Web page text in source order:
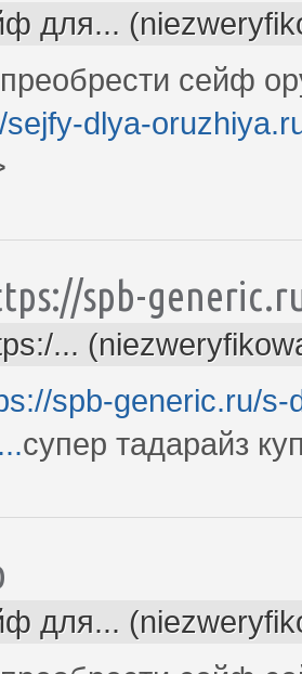
для...
сейф
sejfy-dlya-
spb-
...
spb-generic.ru/
супер тадарайз
для...